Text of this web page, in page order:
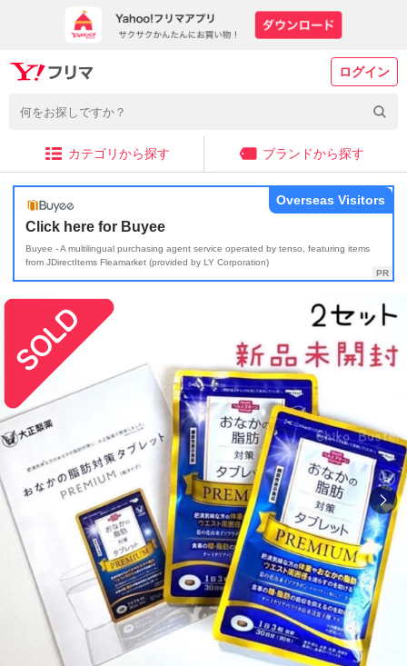
ログイン
カテゴリから探す ブランドから探す
Click here for Buyee
Buyee - A multilingual purchasing agent service operated by tenso, featuring items
from JDirectItems Fleamarket (provided by LY Corporation)
Overseas Visitors